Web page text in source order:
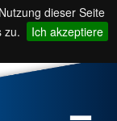
dieser Seite
zu.
Ich akzeptiere